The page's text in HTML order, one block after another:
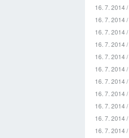
16. 7. 2014 /
16. 7. 2014 /
16. 7. 2014 /
16. 7. 2014 /
16. 7. 2014 /
16. 7. 2014 /
16. 7. 2014 /
16. 7. 2014 /
16. 7. 2014 /
16. 7. 2014 /
16. 7. 2014 /